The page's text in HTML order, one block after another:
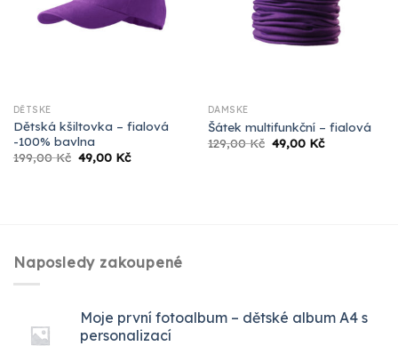
DĚTSKÉ
Dětská kšiltovka – fialová
-100% bavlna
199,00Kč Původní
cena
49,00 KčAktuální
DÁMSKÉ
Šátek multifunkční – fialová
129,00Kč Původní
cena
49,00 KčAktuální
Naposledy zakoupené
Moje první fotoalbum – dětské album A4 s
personalizací